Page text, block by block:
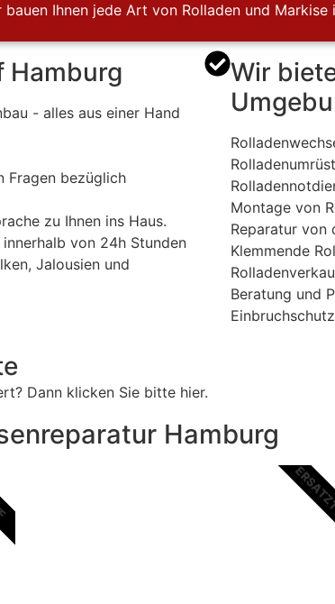
bauen Ihnen jede Art von Rolladen und Markise
Hamburg
- alles aus einer Hand
Fragen bezüglich
zu Ihnen ins Haus.
von 24h Stunden
Jalousien und
Wir
Montage von
Reparatur von
Klemmende
Beratung und
Einbruchschutz
Dann klicken Sie bitte hier.
Hamburg